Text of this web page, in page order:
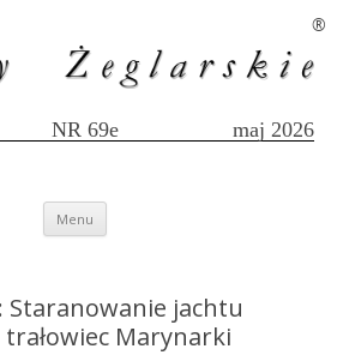
NR 69e maj 2026
®
Menu Przejdź
Staranowanie jachtu
trałowiec Marynarki